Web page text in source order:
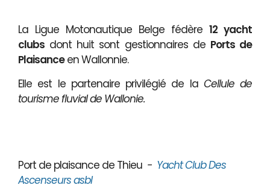
La Ligue Motonautique Belge fédère 12 yacht
clubs dont huit sont gestionnaires de Ports de
Plaisanceen Wallonnie.
Elle est le partenaire privilégié de la Cellule de
tourisme fluvial de Wallonie.
Port de plaisance de Thieu - Yacht Club Des
Ascenseurs asbl